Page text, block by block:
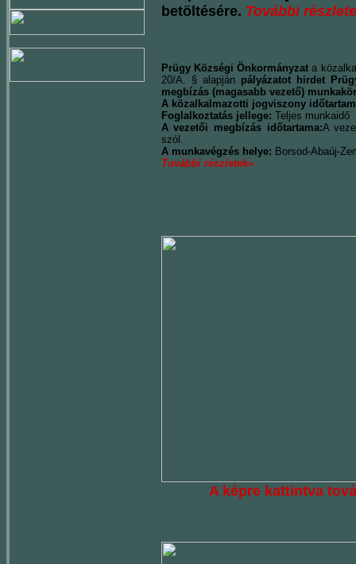
betöltésére. További
Prügy Községi Önkormányzat a
20/A. § alapjánpályázatot hirdet
megbízás (magasabb vezető)
A közalkalmazotti jogviszony
Foglalkoztatás jellege: Teljes munkaidő
A vezetői megbízás időtartama:A
szól.
A munkavégzés helye: Borsod-Abaúj-
További részletek»
A képre kattintva